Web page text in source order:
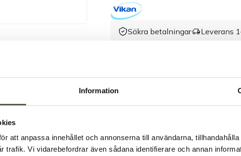
Information
att anpassa innehållet och annonserna till användarna,
trafik. Vi vidarebefordrar även sådana identifierare och annan
Säkra betalningar Leverans
Dokument &
Välkommen till Bakers!
Handlar du som företag eller privatperson?